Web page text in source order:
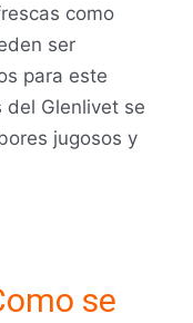
como
ser
para este
Glenlivet se
jugosos y
se